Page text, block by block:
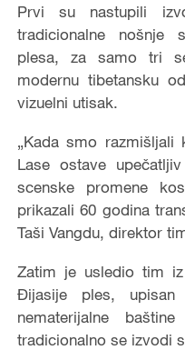
Prvi su nastupili
tradicionalne nošnje
plesa, za samo tri
modernu tibetansku
vizuelni utisak.
„Kada smo
Lase ostave
scenske promene
prikazali 60 godina
Taši Vangdu, direktor
Zatim je usledio tim
Đijasije ples,
nematerijalne
tradicionalno se izvodi